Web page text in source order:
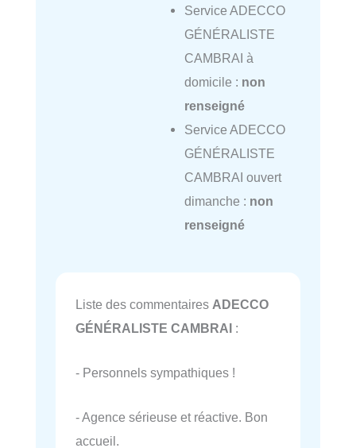
Service ADECCO
GÉNÉRALISTE
CAMBRAI à
domicile : non
renseigné
Service ADECCO
GÉNÉRALISTE
CAMBRAI ouvert
dimanche : non
renseigné
Liste des commentaires ADECCO
GÉNÉRALISTE CAMBRAI :
- Personnels sympathiques !
- Agence sérieuse et réactive. Bon
accueil.